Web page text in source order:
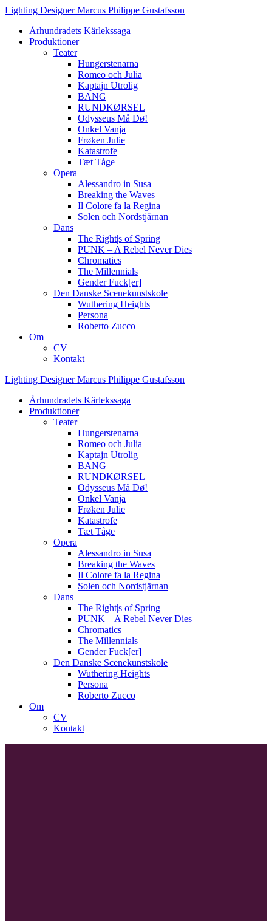
Hoppa
innehåll
Lighting DesignerMarcus Philippe Gustafsson
Århundradets Kärlekssaga
Produktioner
Teater
Hungerstenarna
Romeo och Julia
Kaptajn Utrolig
BANG
RUNDKØRSEL
Odysseus Må Dø!
Onkel Vanja
Frøken Julie
Katastrofe
Tæt Tåge
Opera
Alessandro in Susa
Breaking the Waves
Il Colore fa la Regina
Solen och Nordstjärnan
Dans
The Right|s of Spring
PUNK – A Rebel Never Dies
Chromatics
The Millennials
Gender Fuck[er]
Den Danske Scenekunstskole
Wuthering Heights
Persona
Roberto Zucco
Om
CV
Kontakt
Lighting DesignerMarcus Philippe Gustafsson
Århundradets Kärlekssaga
Produktioner
Teater
Hungerstenarna
Romeo och Julia
Kaptajn Utrolig
BANG
RUNDKØRSEL
Odysseus Må Dø!
Onkel Vanja
Frøken Julie
Katastrofe
Tæt Tåge
Opera
Alessandro in Susa
Breaking the Waves
Il Colore fa la Regina
Solen och Nordstjärnan
Dans
The Right|s of Spring
PUNK – A Rebel Never Dies
Chromatics
The Millennials
Gender Fuck[er]
Den Danske Scenekunstskole
Wuthering Heights
Persona
Roberto Zucco
Om
CV
Kontakt